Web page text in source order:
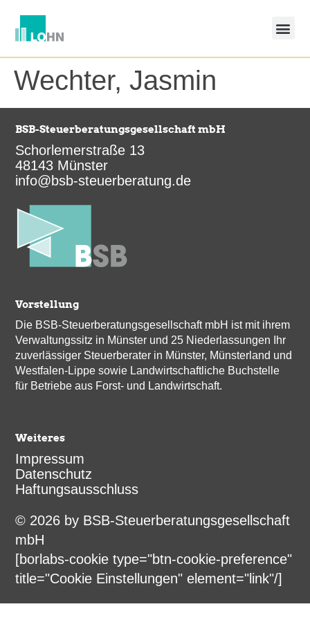
springen
Wechter, Jasmin
BSB-Steuerberatungsgesellschaft mbH
Schorlemerstraße 13
48143 Münster
info@bsb-steuerberatung.de
Vorstellung
Die BSB-Steuerberatungsgesellschaft mbH ist mit ihrem
Verwaltungssitz in Münster und 25 Niederlassungen Ihr
zuverlässiger Steuerberater in Münster, Münsterland und
Westfalen-Lippe sowie Landwirtschaftliche Buchstelle
für Betriebe aus Forst- und Landwirtschaft.
Weiteres
Impressum
Datenschutz
Haftungsausschluss
© 2026 by BSB-Steuerberatungsgesellschaft
mbH
[borlabs-cookie type="btn-cookie-preference"
title="Cookie Einstellungen" element="link"/]